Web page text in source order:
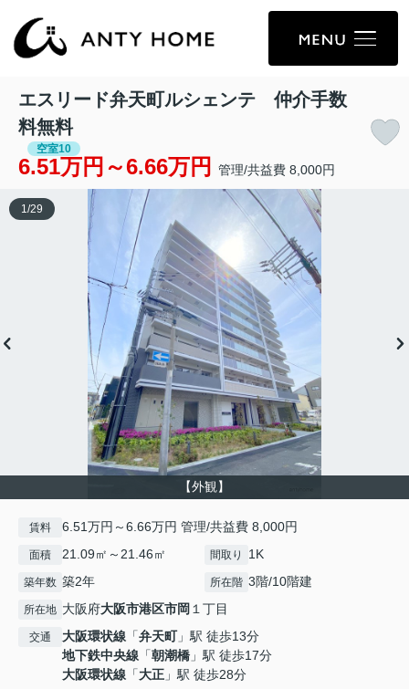
エスリード弁天町ルシェンテ 仲介手数
料無料
空室10
6.51万円～6.66万円 管理/共益費 8,000円
【外観】
1 /29
賃料 6.51万円～6.66万円 管理/共益費 8,000円
面積 21.09㎡～21.46㎡ 間取り 1K
築年数 築2年 所在階 3階/10階建
所在地 大阪府大阪市港区市岡 １丁目
交通 大阪環状線 「弁天町」駅 徒歩13分
地下鉄中央線 「朝潮橋 」駅 徒歩17分
大阪環状線 「大正 」駅 徒歩28分